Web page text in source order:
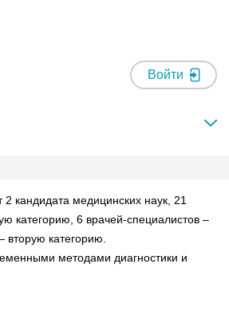
Войти
кандидата медицинских наук, 21
категорию, 6 врачей-специалистов –
категорию.
методами диагностики и